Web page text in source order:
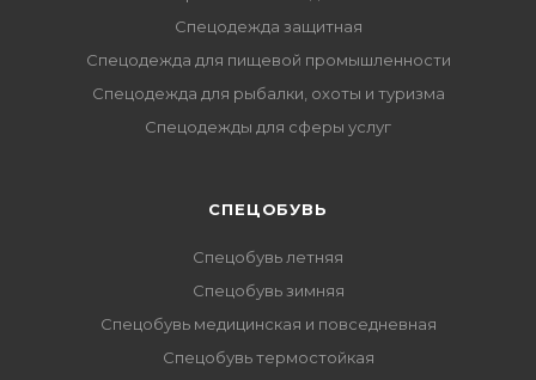
Спецодежда защитная
Спецодежда для пищевой промышленности
Спецодежда для рыбалки, охоты и туризма
Спецодежды для сферы услуг
CПЕЦОБУВЬ
Спецобувь летняя
Спецобувь зимняя
Спецобувь медицинская и повседневная
Спецобувь термостойкая